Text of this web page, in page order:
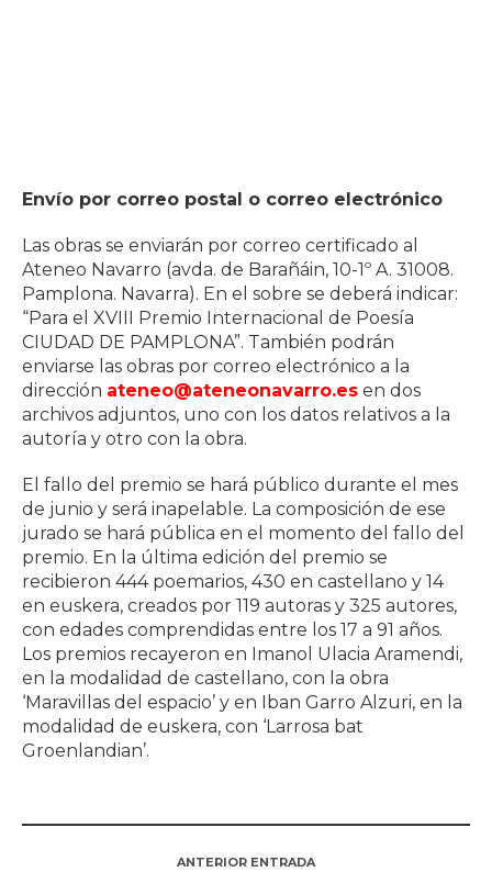
Envío por correo postal o correo electrónico
Las obras se enviarán por correo certificado al
Ateneo Navarro (avda. de Barañáin, 10-1º A. 31008.
Pamplona. Navarra). En el sobre se deberá indicar:
“Para el XVIII Premio Internacional de Poesía
CIUDAD DE PAMPLONA”. También podrán
enviarse las obras por correo electrónico a la
dirección ateneo@ateneonavarro.es en dos
archivos adjuntos, uno con los datos relativos a la
autoría y otro con la obra.
El fallo del premio se hará público durante el mes
de junio y será inapelable. La composición de ese
jurado se hará pública en el momento del fallo del
premio. En la última edición del premio se
recibieron 444 poemarios, 430 en castellano y 14
en euskera, creados por 119 autoras y 325 autores,
con edades comprendidas entre los 17 a 91 años.
Los premios recayeron en Imanol Ulacia Aramendi,
en la modalidad de castellano, con la obra
‘Maravillas del espacio’ y en Iban Garro Alzuri, en la
modalidad de euskera, con ‘Larrosa bat
Groenlandian’.
ANTERIOR ENTRADA